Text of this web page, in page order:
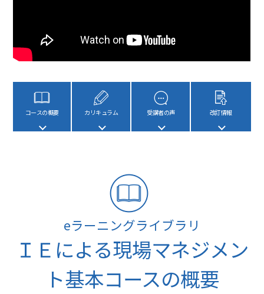
コースの概要 カリキュラム 受講者の声 改訂情報
eラーニングライブラリ
ＩＥによる現場マネジメン
ト基本コースの概要